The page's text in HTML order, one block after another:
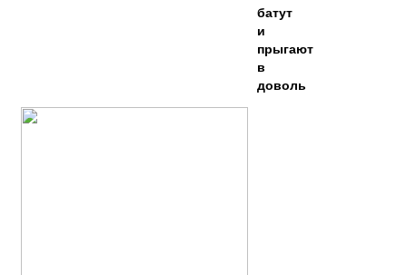
батут
и
прыгают
в
доволь